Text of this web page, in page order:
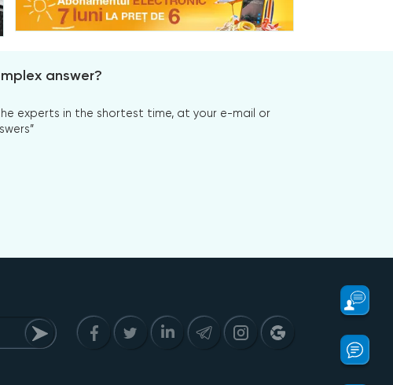
answer?
experts in the shortest time, at your e-mail or